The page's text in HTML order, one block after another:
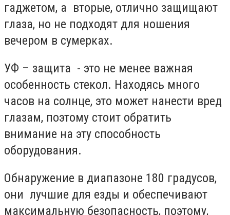
гаджетом, а вторые, отлично защищают
глаза, но не подходят для ношения
вечером в сумерках.
УФ – защита - это не менее важная
особенность стекол. Находясь много
часов на солнце, это может нанести вред
глазам, поэтому стоит обратить
внимание на эту способность
оборудования.
Обнаружение в диапазоне 180 градусов,
они лучшие для езды и обеспечивают
максимальную безопасность, поэтому,